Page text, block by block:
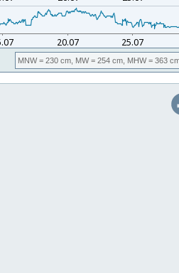
MNW= 230 cm, MW= 254 cm, MHW= 363